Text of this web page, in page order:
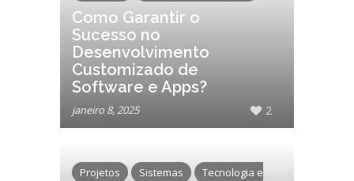
Como Garantir o
Sucesso no
Desenvolvimento
Customizado de
Software e Apps?
janeiro 8, 2025 2
Projetos Sistemas
Tecnologia e